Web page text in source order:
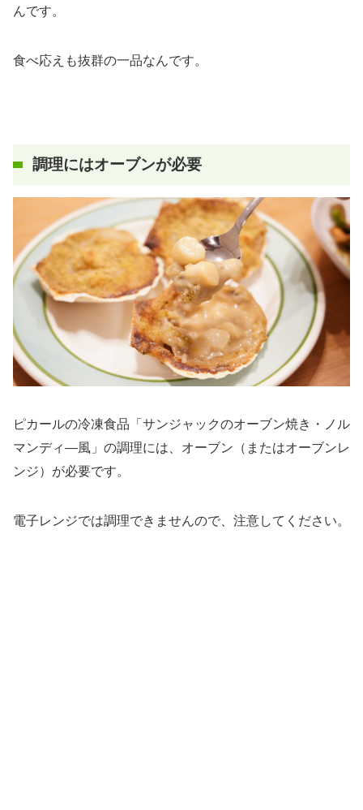
んです。
食べ応えも抜群の一品なんです。
調理にはオーブンが必要
ピカールの冷凍食品「サンジャックのオーブン焼き・ノル
マンディ―風」の調理には、オーブン（またはオーブンレ
ンジ）が必要です。
電子レンジでは調理できませんので、注意してください。